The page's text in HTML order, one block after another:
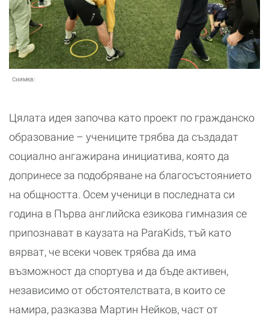
Снимка:
Цялата идея започва като проект по гражданско
образование – учениците трябва да създадат
социално ангажирана инициатива, която да
допринесе за подобряване на благосъстоянието
на общността. Осем ученици в последната си
година в Първа английска езикова гимназия се
припознават в каузата на ParaKids, тъй като
вярват, че всеки човек трябва да има
възможност да спортува и да бъде активен,
независимо от обстоятелствата, в които се
намира, разказва Мартин Нейков, част от